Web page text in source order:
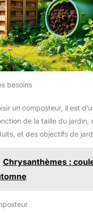
besoins
un composteur, il est
de la taille du jardin,
et des objectifs de
Chrysanthèmes :